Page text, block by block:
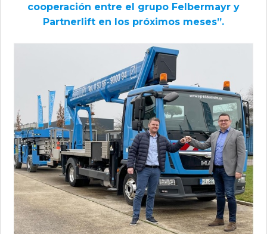
cooperación entre el grupo Felbermayr y
Partnerlift en los próximos meses”.